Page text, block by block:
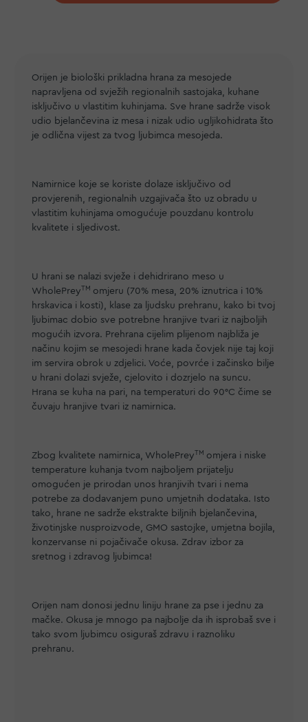
Orijen je biološki prikladna hrana za mesojede
napravljena od svježih regionalnih sastojaka, kuhane
isključivo u vlastitim kuhinjama. Sve hrane sadrže visok
udio bjelančevina iz mesa i nizak udio ugljikohidrata što
je odlična vijest za tvog ljubimca mesojeda.
Namirnice koje se koriste dolaze isključivo od
provjerenih, regionalnih uzgajivača što uz obradu u
vlastitim kuhinjama omogućuje pouzdanu kontrolu
kvalitete i sljedivost.
U hrani se nalazi svježe i dehidrirano meso u
WholePreyTM omjeru (70% mesa, 20% iznutrica i 10%
hrskavica i kosti), klase za ljudsku prehranu, kako bi tvoj
ljubimac dobio sve potrebne hranjive tvari iz najboljih
mogućih izvora. Prehrana cijelim plijenom najbliža je
načinu kojim se mesojedi hrane kada čovjek nije taj koji
im servira obrok u zdjelici. Voće, povrće i začinsko bilje
u hrani dolazi svježe, cjelovito i dozrjelo na suncu.
Hrana se kuha na pari, na temperaturi do 90°C čime se
čuvaju hranjive tvari iz namirnica.
Zbog kvalitete namirnica, WholePreyTM omjera i niske
temperature kuhanja tvom najboljem prijatelju
omogućen je prirodan unos hranjivih tvari i nema
potrebe za dodavanjem puno umjetnih dodataka. Isto
tako, hrane ne sadrže ekstrakte biljnih bjelančevina,
životinjske nusproizvode, GMO sastojke, umjetna bojila,
konzervanse ni pojačivače okusa. Zdrav izbor za
sretnog i zdravog ljubimca!
Orijen nam donosi jednu liniju hrane za pse i jednu za
mačke. Okusa je mnogo pa najbolje da ih isprobaš sve i
tako svom ljubimcu osiguraš zdravu i raznoliku
prehranu.